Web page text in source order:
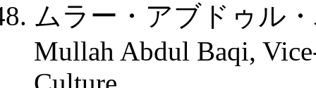
ムラー・アブドゥル
Mullah Abdul Baqi,